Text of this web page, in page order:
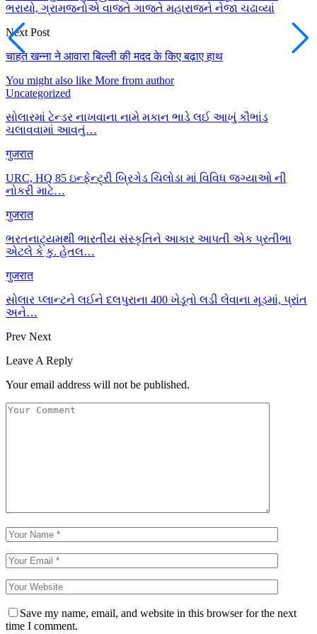
ભરાયો, ગ્રામજનોએ વાજતે ગાજતે મહારાજને નેજા ચઢાવ્યાં
Next Post
चाहत खन्ना ने आवारा बिल्ली की मदद के किए बढ़ाए हाथ
You might also like More from author
Uncategorized
સોલારમાં ટેન્ડર નાખવાના નામે મકાન ભાડે લઈ આખું કૌભાંડ
ચલાવવામાં આવતું…
गुजरात
URC, HQ 85 ઇન્ફેન્ટ્રી બ્રિગેડ ચિલોડા માં વિવિધ જગ્યાઓ ની
નોકરી માટે…
गुजरात
ભરતનાટ્યમથી ભારતીય સંસ્કૃતિને આકાર આપતી એક પ્રતીભા
એટલે કે‌ કુ. હેતલ…
गुजरात
સોલાર પ્લાન્ટને લઈને દલપુરાના 400 ખેડૂતો લડી લેવાના મૂડમાં, પ્રાંત
અને…
Prev Next
Leave A Reply
Your email address will not be published.
Save my name, email, and website in this browser for the next
time I comment.